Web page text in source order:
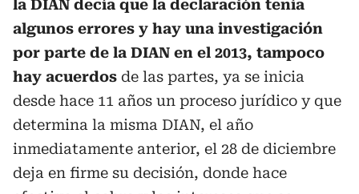
la DIAN decía que la declaración tenía
algunos errores y hay una investigación
por parte de la DIAN en el 2013, tampoco
hay acuerdos de las partes, ya se inicia
desde hace 11 años un proceso jurídico y que
determina la misma DIAN, el año
inmediatamente anterior, el 28 de diciembre
deja en firme su decisión, donde hace